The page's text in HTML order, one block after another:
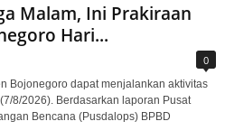
Malam, Ini Prakiraan
Hari...
0
Bojonegoro dapat menjalankan aktivitas
8/2026). Berdasarkan laporan Pusat
Bencana (Pusdalops) BPBD